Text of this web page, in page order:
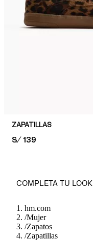
ZAPATILLAS
PRICE:
S/ 139
COMPLETA TU LOOK
hm.com
/Mujer
/Zapatos
/Zapatillas